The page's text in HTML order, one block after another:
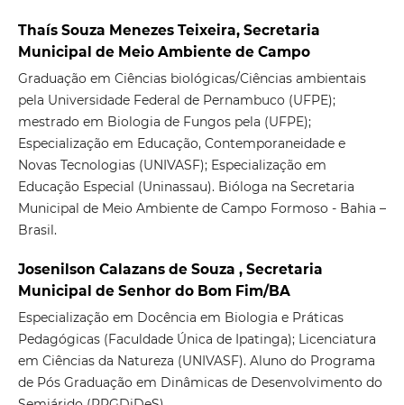
Thaís Souza Menezes Teixeira, Secretaria
Municipal de Meio Ambiente de Campo
Graduação em Ciências biológicas/Ciências ambientais
pela Universidade Federal de Pernambuco (UFPE);
mestrado em Biologia de Fungos pela (UFPE);
Especialização em Educação, Contemporaneidade e
Novas Tecnologias (UNIVASF); Especialização em
Educação Especial (Uninassau). Bióloga na Secretaria
Municipal de Meio Ambiente de Campo Formoso - Bahia –
Brasil.
Josenilson Calazans de Souza , Secretaria
Municipal de Senhor do Bom Fim/BA
Especialização em Docência em Biologia e Práticas
Pedagógicas (Faculdade Única de Ipatinga); Licenciatura
em Ciências da Natureza (UNIVASF). Aluno do Programa
de Pós Graduação em Dinâmicas de Desenvolvimento do